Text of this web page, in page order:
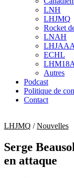
sub
menu
LNH
LHJMQ
Rocket
LNAH
ECHL
Autres
Podcast
Politique de
Contact
LHJMQ /Nouvelles
Serge
en attaque